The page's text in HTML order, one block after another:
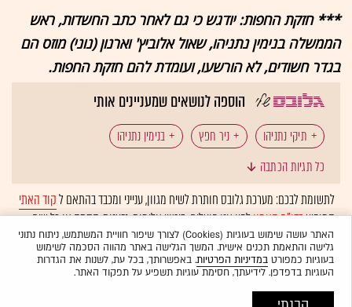
*** חזקת החפות: יודגש כי גם לאחר כתב החשדות, ראש
הממשלה בנימין נתניהו, שאול אלוביץ' וארנון (נוני) מוזס הם
בגדר חשודים, לא הורשעו, ועומדת להם חזקת החפות.
הוספה לנושאים שמעניינים אותי
תיקי נתניהו ניר חפץ בנימין נתניהו
כל תגיות הכתבה
לתשומת לבכם: מערכת גלובס חותרת לשיח מגוון, ענייני ומכבד בהתאם לקוד האתי
המופיעבדו"ח האמוןלפיו אנו פועלים. ביטויי אלימות, גזענות, הסתה או כל שיח
בלתי הולם אחר מסוננים בצורהאוטומטיתולא יפורסמו באתר.
האתר עושה שימוש בעוגיות (Cookies) לצורך שיפור חוויית המשתמש, ניתוח נתוני
גלישה והתאמת תכנים אישית. המשך הגלישה באתר מהווה הסכמה לשימוש
בעוגיות כמפורטבמדיניות הפרטיות. באפשרותך, בכל עת, לשנות את הגדרות
העוגיות בדפדפן. לידיעתך, חסימת עוגיות תשפיע על תפקוד האתר.